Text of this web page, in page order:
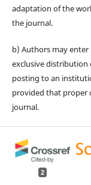
adaptation of the
the journal.
b) Authors may
exclusive distribution
posting to an
provided that proper
journal.
2